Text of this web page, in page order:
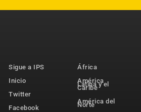
Sigue a IPS
Inicio
Twitter
Facebook
África
América
Latina y el
Caribe
América del
Norte